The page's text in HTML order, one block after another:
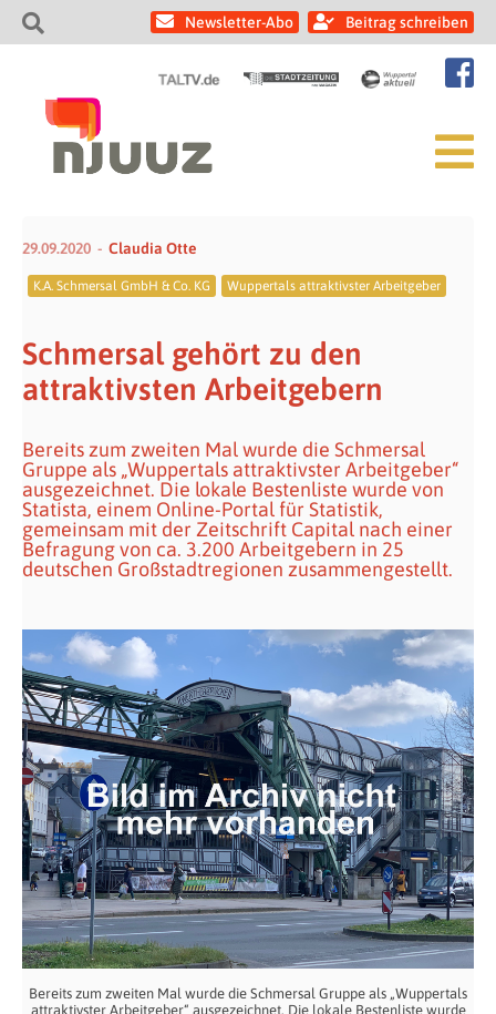
Newsletter-Abo Beitrag schreiben
29.09.2020 Claudia Otte
K.A. Schmersal GmbH & Co. KG Wuppertals attraktivster Arbeitgeber
Schmersal gehört zu den
attraktivsten Arbeitgebern
Bereits zum zweiten Mal wurde die Schmersal
Gruppe als „Wuppertals attraktivster Arbeitgeber“
ausgezeichnet. Die lokale Bestenliste wurde von
Statista, einem Online-Portal für Statistik,
gemeinsam mit der Zeitschrift Capital nach einer
Befragung von ca. 3.200 Arbeitgebern in 25
deutschen Großstadtregionen zusammengestellt.
Bereits zum zweiten Mal wurde die Schmersal Gruppe als „Wuppertals
attraktivster Arbeitgeber“ ausgezeichnet. Die lokale Bestenliste wurde